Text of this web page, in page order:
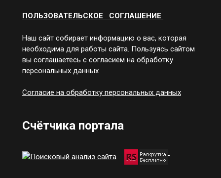
ПОЛЬЗОВАТЕЛЬСКОЕ СОГЛАШЕНИЕ
Наш сайт собирает информацию о вас, которая
необходима для работы сайта. Пользуясь сайтом
вы соглашаетесь с согласием на обработку
персональных данных
Согласие на обработку персональных данных
Счётчика портала